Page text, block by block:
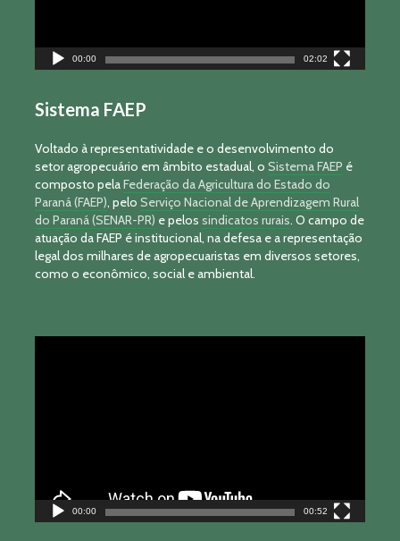
00:00 02:02
Sistema FAEP
Voltado à representatividade e o desenvolvimento do
setor agropecuário em âmbito estadual, o Sistema FAEP é
composto pelaFederação da Agricultura do Estado do
Paraná (FAEP), pelo Serviço Nacional de Aprendizagem Rural
do Paraná (SENAR-PR) e pelos sindicatos rurais. O campo de
atuação da FAEP é institucional, na defesa e a representação
legal dos milhares de agropecuaristas em diversos setores,
como o econômico, social e ambiental.
00:00 00:52